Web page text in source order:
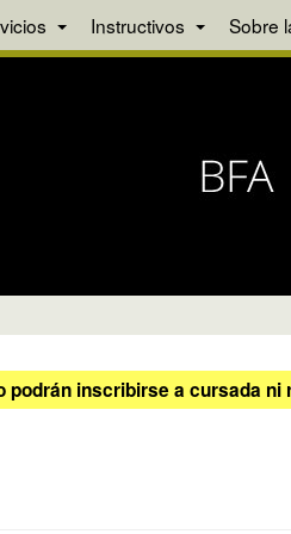
Instructivos Sobre
inscribirse a cursada ni